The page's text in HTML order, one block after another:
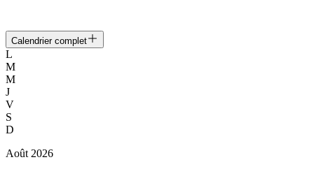
Calendrier complet
L
M
M
J
V
S
D
Août 2026